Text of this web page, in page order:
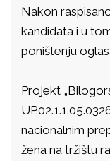
Nakon
kandidata i u
poništenju
Projekt
nacionalnim
žena na tržištu